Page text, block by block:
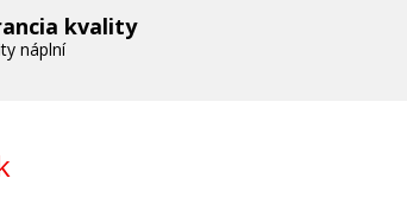
kvality
náplní